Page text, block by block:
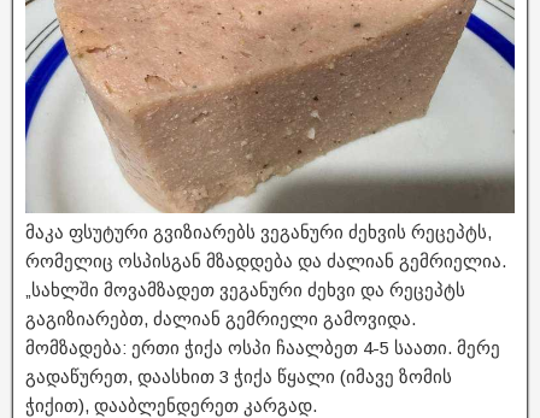
მაკა ფსუტური გვიზიარებს ვეგანური ძეხვის რეცეპტს,
რომელიც ოსპისგან მზადდება და ძალიან გემრიელია.
„სახლში მოვამზადეთ ვეგანური ძეხვი და რეცეპტს
გაგიზიარებთ, ძალიან გემრიელი გამოვიდა.
მომზადება: ერთი ჭიქა ოსპი ჩაალბეთ 4-5 საათი. მერე
გადაწურეთ, დაასხით 3 ჭიქა წყალი (იმავე ზომის
ჭიქით), დააბლენდერეთ კარგად.